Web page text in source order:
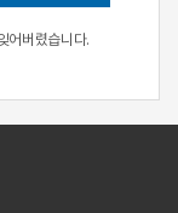
어버렸습니다.